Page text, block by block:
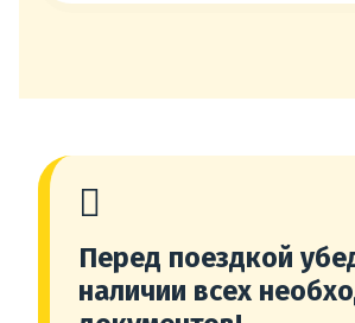
Перед поездкой
наличии всех